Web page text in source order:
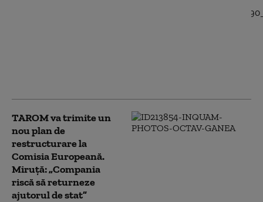
TAROM va trimite un
nou plan de
restructurare la
Comisia Europeană.
Miruță: „Compania
riscă să returneze
ajutorul de stat”